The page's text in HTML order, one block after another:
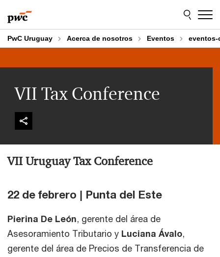
to
content
to
footer
PwC Uruguay Acerca de nosotros Eventos
VII Tax Conference
VII Uruguay Tax Conference
22 de febrero | Punta del Este
Pierina De León, gerente del área de
Asesoramiento Tributario y Luciana Ávalo,
gerente del área de Precios de Transferencia de